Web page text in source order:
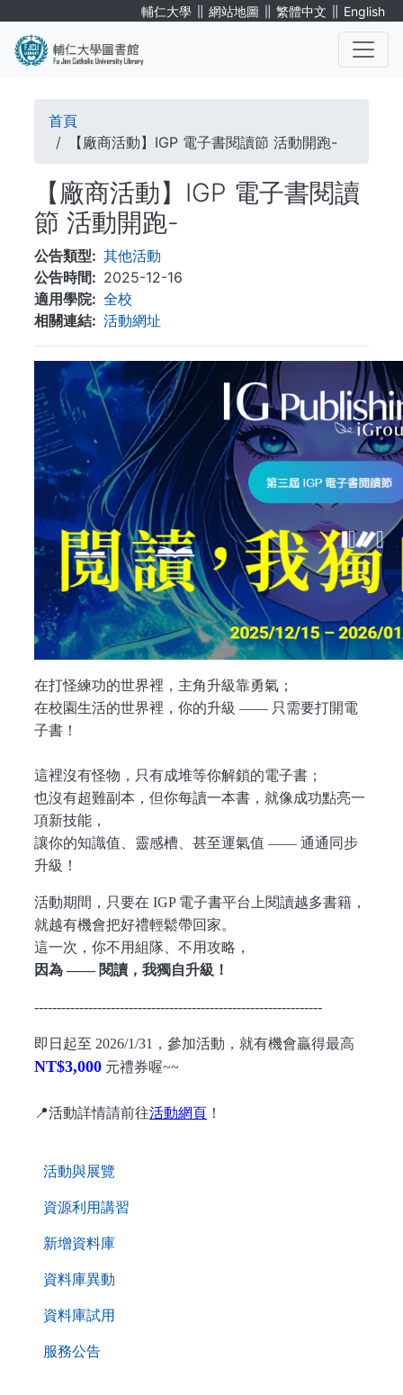
輔仁大學 ∥ 網站地圖 ∥ 繁體中文 ∥ English
活動與展覽
資源利用講習
新增資料庫
資料庫異動
資料庫試用
服務公告
導
航
連
結
首頁
【廠商活動】IGP 電子書閱讀節 活動開跑-
【廠商活動】IGP 電子書閱讀
節 活動開跑-
公告類型
其他活動
公告時間
2025-12-16
適用學院
全校
相關連結
活動網址
在打怪練功的世界裡，主角升級靠勇氣；
在校園生活的世界裡，你的升級 —— 只需要打開電
子書！
這裡沒有怪物，只有成堆等你解鎖的電子書；
也沒有超難副本，但你每讀一本書，就像成功點亮一
項新技能，
讓你的知識值、靈感槽、甚至運氣值 —— 通通同步
升級！
活動期間，只要在 IGP 電子書平台上閱讀越多書籍，
就越有機會把好禮輕鬆帶回家。
這一次，你不用組隊、不用攻略，
因為 —— 閱讀，我獨自升級！
----------------------------------------------------------------
即日起至 2026/1/31，參加活動，就有機會贏得最高
NT$3,000 元禮券喔~~
📍活動詳情請前往活動網頁 ！